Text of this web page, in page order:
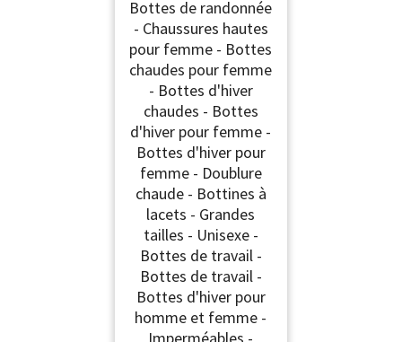
Bottes de randonnée
- Chaussures hautes
pour femme - Bottes
chaudes pour femme
- Bottes d'hiver
chaudes - Bottes
d'hiver pour femme -
Bottes d'hiver pour
femme - Doublure
chaude - Bottines à
lacets - Grandes
tailles - Unisexe -
Bottes de travail -
Bottes de travail -
Bottes d'hiver pour
homme et femme -
Imperméables -